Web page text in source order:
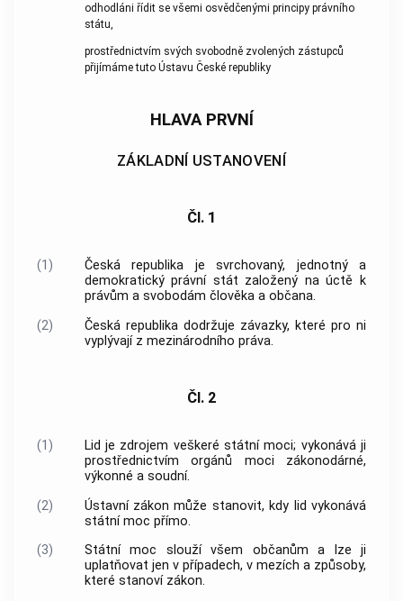
odhodláni řídit se všemi osvědčenými principy právního
státu,
prostřednictvím svých svobodně zvolených zástupců
přijímáme tuto Ústavu České republiky
HLAVA PRVNÍ
ZÁKLADNÍ USTANOVENÍ
Čl. 1
(1)
Česká republika je svrchovaný, jednotný a
demokratický právní stát založený na úctě k
právům a svobodám člověka a občana.
(2)
Česká republika dodržuje závazky, které pro ni
vyplývají z mezinárodního práva.
Čl. 2
(1)
Lid je zdrojem veškeré státní moci; vykonává ji
prostřednictvím orgánů moci zákonodárné,
výkonné a soudní.
(2)
Ústavní zákon může stanovit, kdy lid vykonává
státní moc přímo.
(3)
Státní moc slouží všem občanům a lze ji
uplatňovat jen v případech, v mezích a způsoby,
které stanoví zákon.